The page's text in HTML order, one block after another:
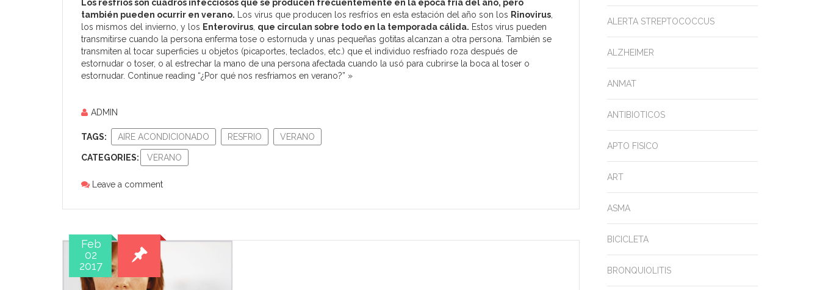
Los resfríos son cuadros infecciosos que se producen frecuentemente en la época fría del año, pero
también pueden ocurrir en verano. Los virus que producen los resfríos en esta estación del año son los Rinovirus
los mismos del invierno, y los Enterovirus que circulan sobre todo en la temporada cálida. Estos virus pueden
transmitirse cuando la persona enferma tose o estornuda y unas pequeñas gotitas alcanzan a otra persona. También se
transmiten al tocar superficies u objetos (picaportes, teclados, etc.) que el individuo resfriado roza después de
estornudar o toser, o al estrechar la mano de una persona afectada cuando la usó para cubrirse la boca al toser o
estornudar. Continue reading “¿Por qué nos resfriamos en verano?” »
ADMIN
TAGS: AIRE ACONDICIONADO RESFRIO VERANO
CATEGORIES: VERANO
Leave a comment
Feb
02
2017
ALERTA STREPTOCOCCUS
ALZHEIMER
ANMAT
ANTIBIOTICOS
APTO FISICO
ART
ASMA
BICICLETA
BRONQUIOLITIS